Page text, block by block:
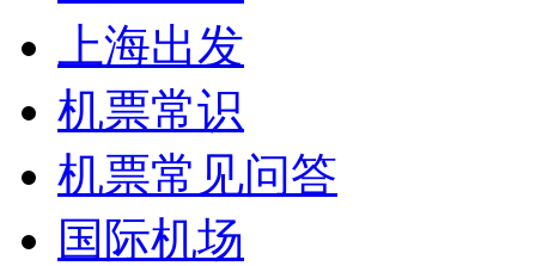
上海出发
机票常识
机票常见问答
国际机场